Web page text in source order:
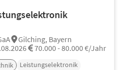
Gilching, Bayern
70.000 - 80.000 €/Jahr
Leistungselektronik